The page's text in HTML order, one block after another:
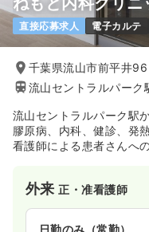
直接応募求人 電子カルテ
千葉県流山市前平井96
流山セントラルパーク
流山セントラルパーク駅
膠原病、内科、健診、発
看護師による患者さんへ
外来正・准看護師
日勤のみ（常勤）